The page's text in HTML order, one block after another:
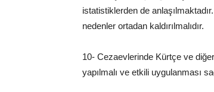
istatistiklerden de
nedenler ortadan kaldırılmalıdır.
10- Cezaevlerinde Kürtçe ve
yapılmalı ve etkili uygulanması